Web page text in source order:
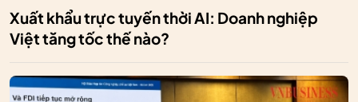
Xuất khẩu trực tuyến thời AI: Doanh nghiệp
Việt tăng tốc thế nào?